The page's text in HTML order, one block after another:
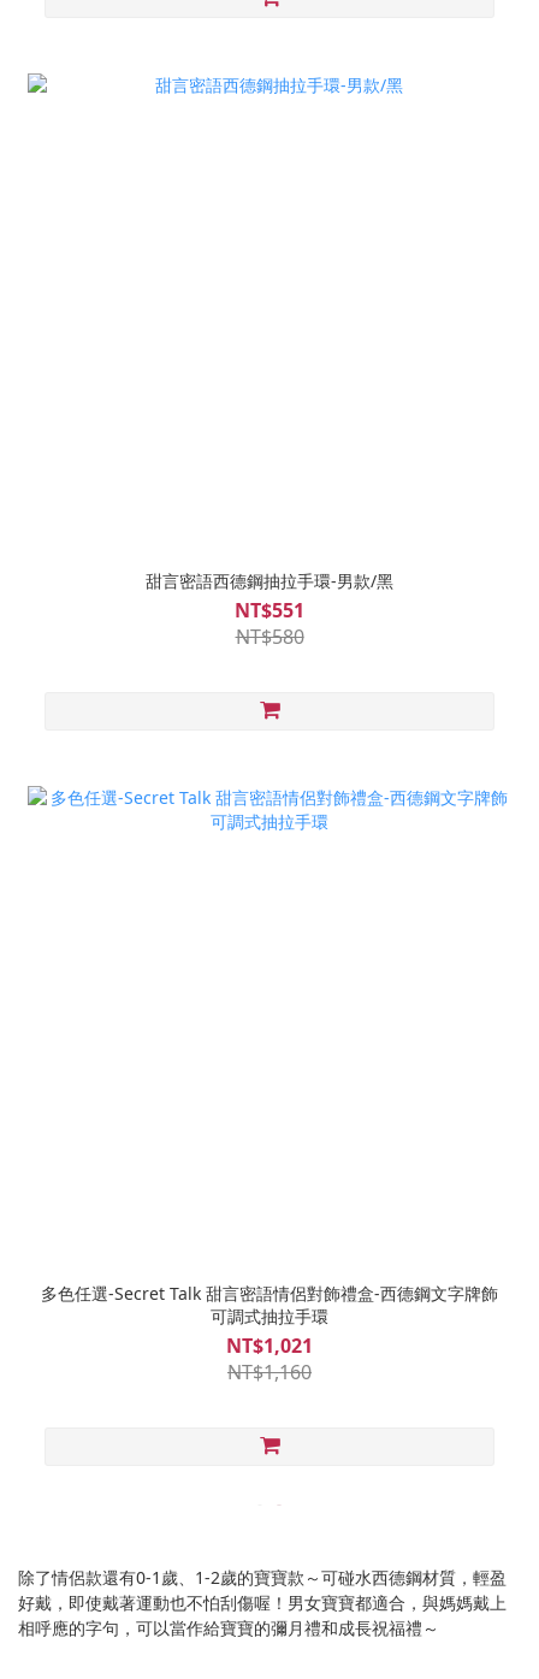
甜言密語西德鋼抽拉手環-男款/黑
NT$551
NT$580
多色任選-Secret Talk 甜言密語情侶對飾禮盒-西德鋼文字牌飾
可調式抽拉手環
NT$1,021
NT$1,160
除了情侶款還有0-1歲、1-2歲的寶寶款～可碰水西德鋼材質，輕盈
好戴，即使戴著運動也不怕刮傷喔！男女寶寶都適合，與媽媽戴上
相呼應的字句，可以當作給寶寶的彌月禮和成長祝福禮～